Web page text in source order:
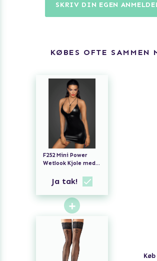
SKRIV DIN EGEN
KØBES OFTE SAMMEN
F252 Mini Power
Wetlook Kjole med
Ja tak!
+